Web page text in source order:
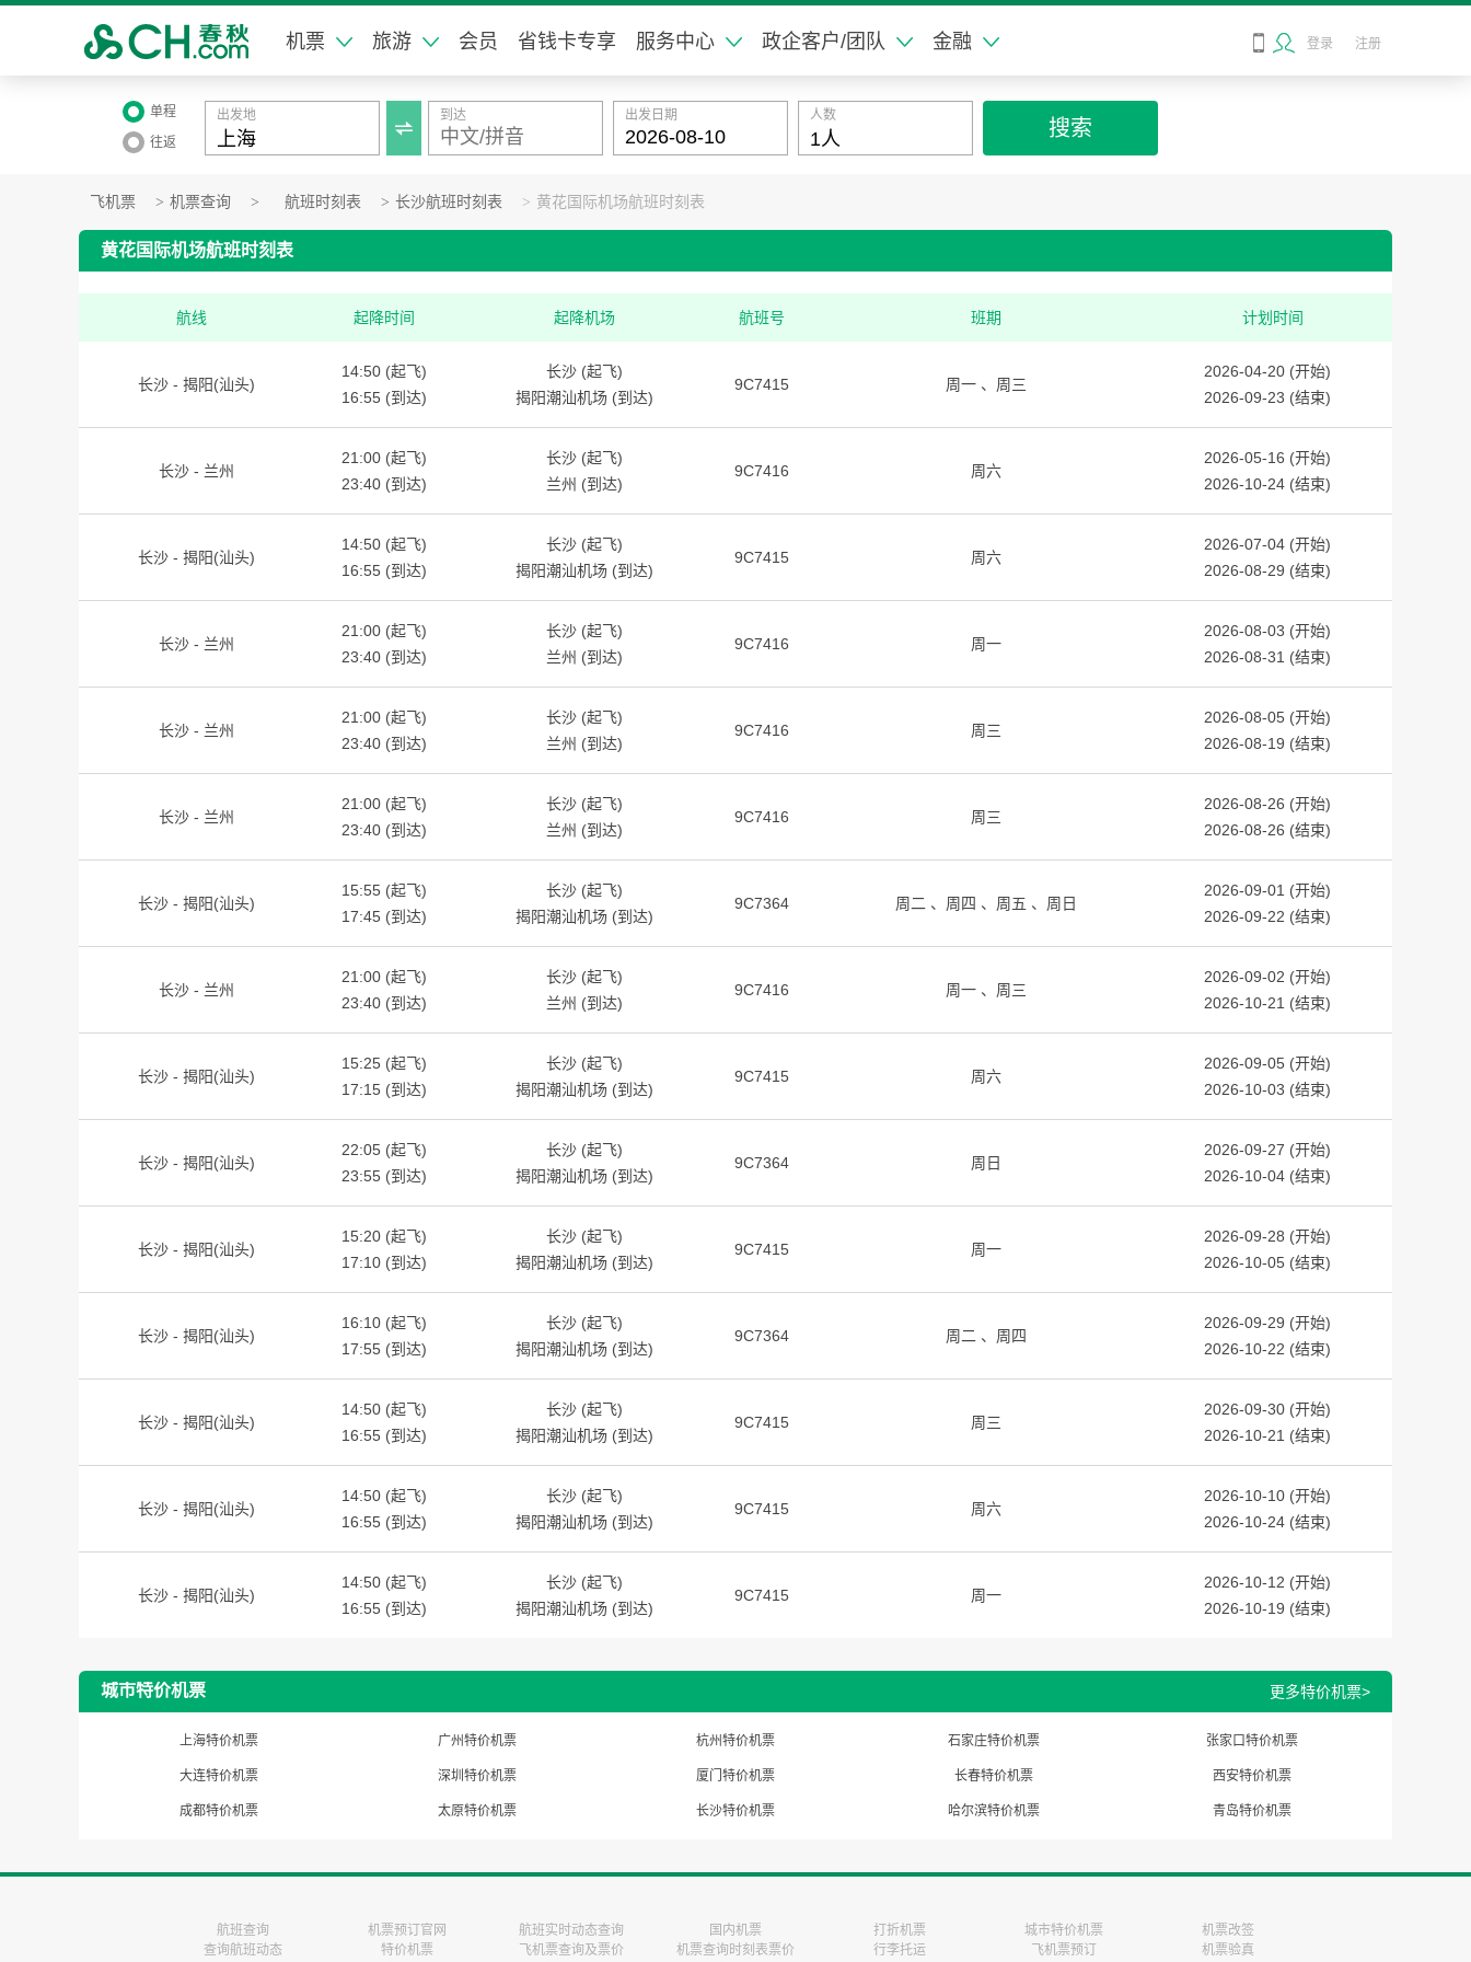
机票 旅游 会员 省钱卡专享 服务中心 政企客户/团队 金融  登录 注册
单程
往返

出发地 到达 出发日期 人数
搜索
飞机票 > 机票查询 > 航班时刻表 > 长沙航班时刻表 > 黄花国际机场航班时刻表
黄花国际机场航班时刻表
航线 起降时间 起降机场 航班号 班期 计划时间
长沙 - 揭阳(汕头)
14:50 (起飞)
16:55 (到达)
长沙 (起飞)
揭阳潮汕机场 (到达)
9C7415 周一 周三
2026-04-20 (开始)
2026-09-23 (结束)
长沙 - 兰州
21:00 (起飞)
23:40 (到达)
长沙 (起飞)
兰州 (到达)
9C7416 周六
2026-05-16 (开始)
2026-10-24 (结束)
长沙 - 揭阳(汕头)
14:50 (起飞)
16:55 (到达)
长沙 (起飞)
揭阳潮汕机场 (到达)
9C7415 周六
2026-07-04 (开始)
2026-08-29 (结束)
长沙 - 兰州
21:00 (起飞)
23:40 (到达)
长沙 (起飞)
兰州 (到达)
9C7416 周一
2026-08-03 (开始)
2026-08-31 (结束)
长沙 - 兰州
21:00 (起飞)
23:40 (到达)
长沙 (起飞)
兰州 (到达)
9C7416 周三
2026-08-05 (开始)
2026-08-19 (结束)
长沙 - 兰州
21:00 (起飞)
23:40 (到达)
长沙 (起飞)
兰州 (到达)
9C7416 周三
2026-08-26 (开始)
2026-08-26 (结束)
长沙 - 揭阳(汕头)
15:55 (起飞)
17:45 (到达)
长沙 (起飞)
揭阳潮汕机场 (到达)
9C7364 周二 周四 周五 周日
2026-09-01 (开始)
2026-09-22 (结束)
长沙 - 兰州
21:00 (起飞)
23:40 (到达)
长沙 (起飞)
兰州 (到达)
9C7416 周一 周三
2026-09-02 (开始)
2026-10-21 (结束)
长沙 - 揭阳(汕头)
15:25 (起飞)
17:15 (到达)
长沙 (起飞)
揭阳潮汕机场 (到达)
9C7415 周六
2026-09-05 (开始)
2026-10-03 (结束)
长沙 - 揭阳(汕头)
22:05 (起飞)
23:55 (到达)
长沙 (起飞)
揭阳潮汕机场 (到达)
9C7364 周日
2026-09-27 (开始)
2026-10-04 (结束)
长沙 - 揭阳(汕头)
15:20 (起飞)
17:10 (到达)
长沙 (起飞)
揭阳潮汕机场 (到达)
9C7415 周一
2026-09-28 (开始)
2026-10-05 (结束)
长沙 - 揭阳(汕头)
16:10 (起飞)
17:55 (到达)
长沙 (起飞)
揭阳潮汕机场 (到达)
9C7364 周二 周四
2026-09-29 (开始)
2026-10-22 (结束)
长沙 - 揭阳(汕头)
14:50 (起飞)
16:55 (到达)
长沙 (起飞)
揭阳潮汕机场 (到达)
9C7415 周三
2026-09-30 (开始)
2026-10-21 (结束)
长沙 - 揭阳(汕头)
14:50 (起飞)
16:55 (到达)
长沙 (起飞)
揭阳潮汕机场 (到达)
9C7415 周六
2026-10-10 (开始)
2026-10-24 (结束)
长沙 - 揭阳(汕头)
14:50 (起飞)
16:55 (到达)
长沙 (起飞)
揭阳潮汕机场 (到达)
9C7415 周一
2026-10-12 (开始)
2026-10-19 (结束)
城市特价机票 更多特价机票>
上海特价机票 广州特价机票 杭州特价机票 石家庄特价机票 张家口特价机票
大连特价机票 深圳特价机票 厦门特价机票 长春特价机票 西安特价机票
成都特价机票 太原特价机票 长沙特价机票 哈尔滨特价机票 青岛特价机票
航班查询 机票预订官网 航班实时动态查询 国内机票 打折机票 城市特价机票
机票改签
查询航班动态
特价机票 飞机票查询及票价 机票查询时刻表票价 行李托运 飞机票预订 机票验真